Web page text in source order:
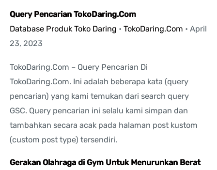
Query Pencarian TokoDaring.Com
Database Produk Toko Daring • TokoDaring.Com • April
23, 2023
TokoDaring.Com – Query Pencarian Di
TokoDaring.Com. Ini adalah beberapa kata (query
pencarian) yang kami temukan dari search query
GSC. Query pencarian ini selalu kami simpan dan
tambahkan secara acak pada halaman post kustom
(custom post type) tersendiri.
Gerakan Olahraga di Gym Untuk Menurunkan Berat